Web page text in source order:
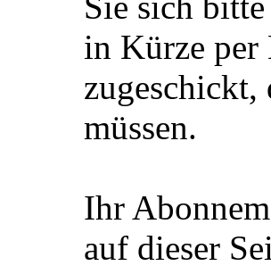
in Kürze
zugeschickt,
müssen.
Ihr
auf dieser